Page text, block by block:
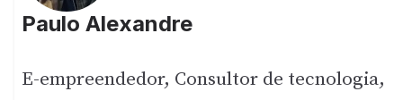
Paulo Alexandre
E-empreendedor, Consultor de tecnologia,